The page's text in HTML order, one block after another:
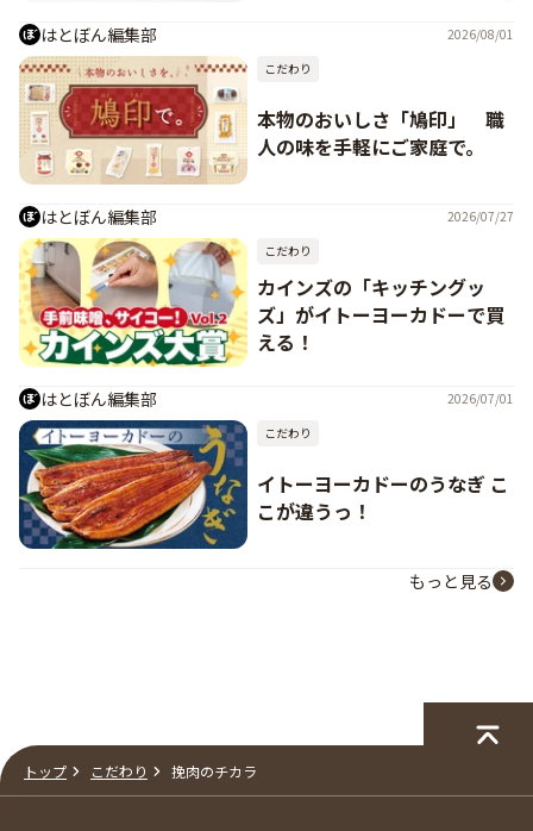
はとぼん編集部
2026/08/01
こだわり
本物のおいしさ「鳩印」 職
人の味を手軽にご家庭で。
はとぼん編集部
2026/07/27
こだわり
カインズの「キッチングッ
ズ」がイトーヨーカドーで買
える！
はとぼん編集部
2026/07/01
こだわり
イトーヨーカドーのうなぎ こ
こが違うっ！
もっと見る
トップ こだわり 挽肉のチカラ